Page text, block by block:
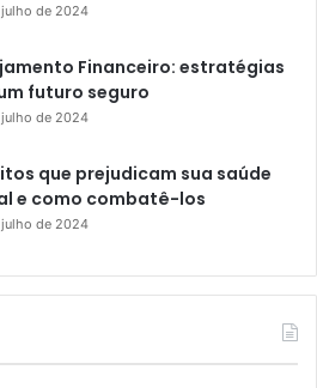
julho de 2024
Financeiro: estratégias
futuro seguro
julho de 2024
que prejudicam sua saúde
e como combatê-los
julho de 2024